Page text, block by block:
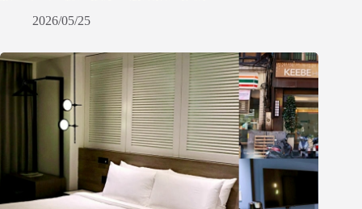
2026/05/25